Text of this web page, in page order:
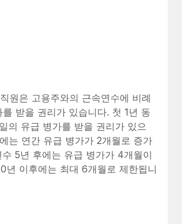
를 통해 네 개의 시장에서 글로벌
법
용한 마케팅이 계속해서 인기를 끌면서, 기업들
문적인 비디오 제작이 어느 때보다 중요해졌습
기
원은 고용주와의 근속연수에 비례
받을 권리가 있습니다. 첫 1년 동
의 유급 병가를 받을 권리가 있으
는 연간 유급 병가가 2개월로 증가
5년 후에는 유급 병가가 4개월이
년 이후에는 최대 6개월로 제한됩니